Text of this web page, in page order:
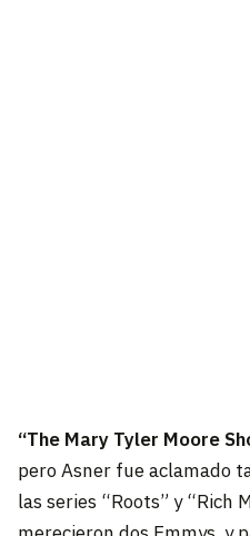
“The Mary Tyler Moore
pero Asner fue aclamado
las series “Roots” y “Rich